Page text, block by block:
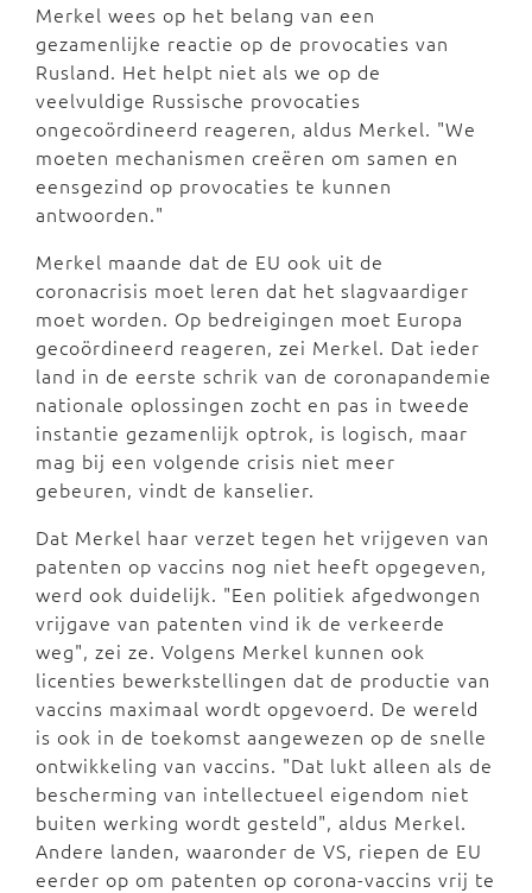
Merkel wees op het belang van een
gezamenlijke reactie op de provocaties van
Rusland. Het helpt niet als we op de
veelvuldige Russische provocaties
ongecoördineerd reageren, aldus Merkel. "We
moeten mechanismen creëren om samen en
eensgezind op provocaties te kunnen
antwoorden."
Merkel maande dat de EU ook uit de
coronacrisis moet leren dat het slagvaardiger
moet worden. Op bedreigingen moet Europa
gecoördineerd reageren, zei Merkel. Dat ieder
land in de eerste schrik van de coronapandemie
nationale oplossingen zocht en pas in tweede
instantie gezamenlijk optrok, is logisch, maar
mag bij een volgende crisis niet meer
gebeuren, vindt de kanselier.
Dat Merkel haar verzet tegen het vrijgeven van
patenten op vaccins nog niet heeft opgegeven,
werd ook duidelijk. "Een politiek afgedwongen
vrijgave van patenten vind ik de verkeerde
weg", zei ze. Volgens Merkel kunnen ook
licenties bewerkstellingen dat de productie van
vaccins maximaal wordt opgevoerd. De wereld
is ook in de toekomst aangewezen op de snelle
ontwikkeling van vaccins. "Dat lukt alleen als de
bescherming van intellectueel eigendom niet
buiten werking wordt gesteld", aldus Merkel.
Andere landen, waaronder de VS, riepen de EU
eerder op om patenten op corona-vaccins vrij te